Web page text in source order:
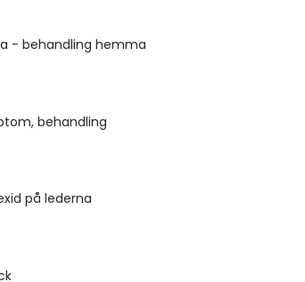
- behandling hemma
behandling
på lederna